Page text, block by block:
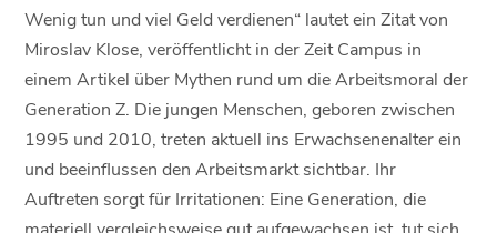
Wenig tun und viel Geld verdienen“ lautet ein Zitat von
Miroslav Klose, veröffentlicht in der Zeit Campus in
einem Artikel über Mythen rund um die Arbeitsmoral der
Generation Z. Die jungen Menschen, geboren zwischen
1995 und 2010, treten aktuell ins Erwachsenenalter ein
und beeinflussen den Arbeitsmarkt sichtbar. Ihr
Auftreten sorgt für Irritationen: Eine Generation, die
materiell vergleichsweise gut aufgewachsen ist, tut sich